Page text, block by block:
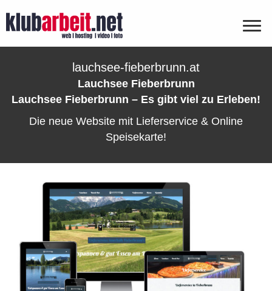
lauchsee-fieberbrunn.at
Lauchsee Fieberbrunn
Lauchsee Fieberbrunn – Es gibt viel zu Erleben!
Die neue Website mit Lieferservice & Online
Speisekarte!